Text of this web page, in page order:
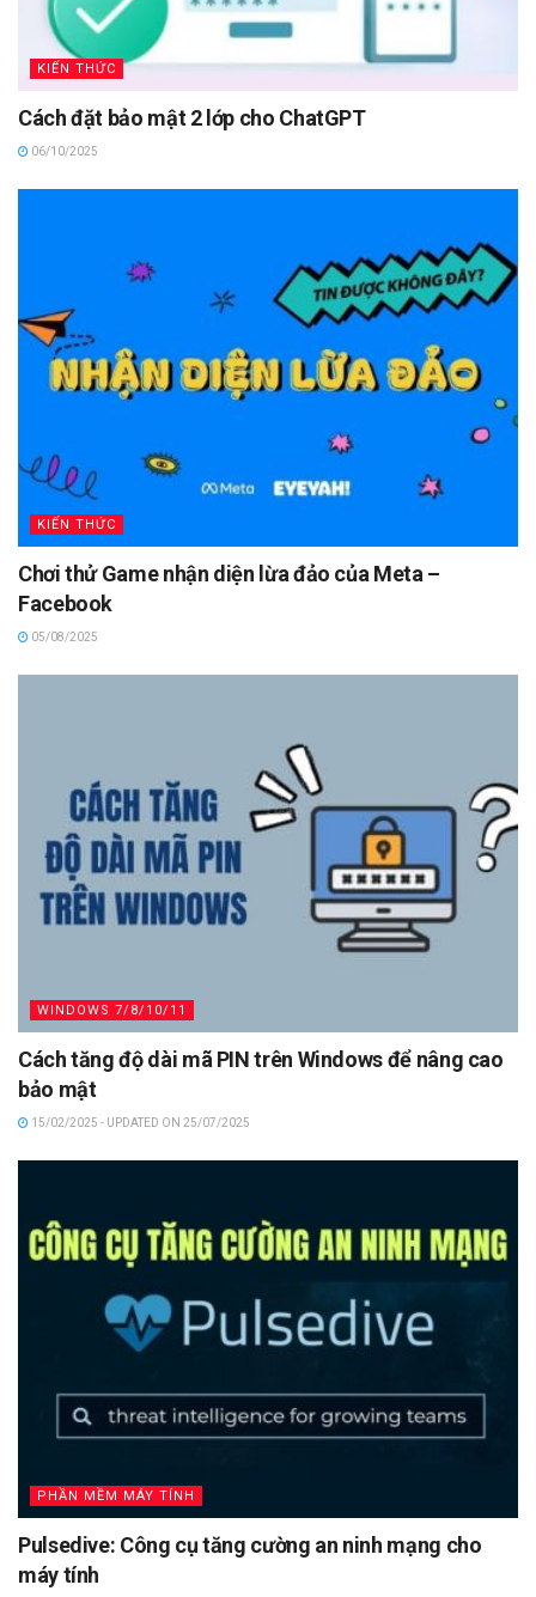
KIẾN THỨC
Cách đặt bảo mật 2 lớp cho ChatGPT
06/10/2025
KIẾN THỨC
Chơi thử Game nhận diện lừa đảo của Meta –
Facebook
05/08/2025
WINDOWS 7/8/10/11
Cách tăng độ dài mã PIN trên Windows để nâng cao
bảo mật
15/02/2025 - UPDATED ON 25/07/2025
PHẦN MỀM MÁY TÍNH
Pulsedive: Công cụ tăng cường an ninh mạng cho
máy tính